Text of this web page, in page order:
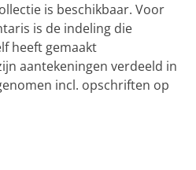
is beschikbaar. Voor
is de indeling die
heeft gemaakt
aantekeningen verdeeld in
incl. opschriften op